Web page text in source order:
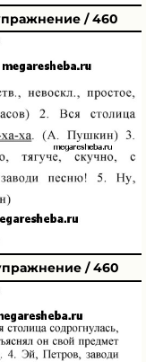
/ 460
/ 460